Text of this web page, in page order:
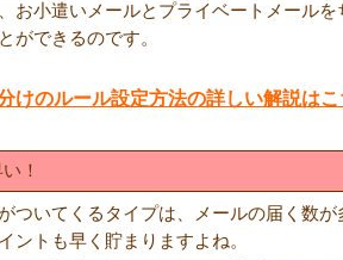
お小遣いメールとプライベートメールを
ができるのです。
けのルール設定方法の詳しい解説は
！
ついてくるタイプは、メールの届く数が
ントも早く貯まりますよね。